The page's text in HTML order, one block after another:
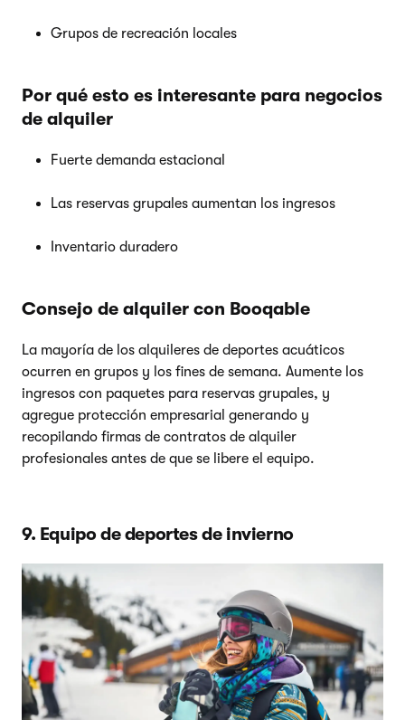
Grupos de recreación locales
Por qué esto es interesante para negocios
de alquiler
Fuerte demanda estacional
Las reservas grupales aumentan los ingresos
Inventario duradero
Consejo de alquiler con Booqable
La mayoría de los alquileres de deportes acuáticos
ocurren en grupos y los fines de semana. Aumente los
ingresos con paquetes para reservas grupales, y
agregue protección empresarial generando y
recopilando firmas de contratos de alquiler
profesionales antes de que se libere el equipo.
9. Equipo de deportes de invierno